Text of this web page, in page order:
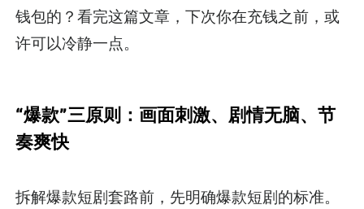
钱包的？看完这篇文章，下次你在充钱之前，或
许可以冷静一点。
“爆款”三原则：画面刺激、剧情无脑、节
奏爽快
拆解爆款短剧套路前，先明确爆款短剧的标准。